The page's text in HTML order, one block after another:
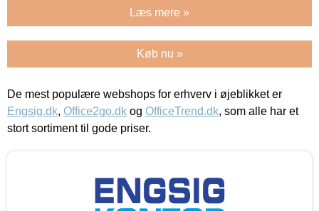
Læs mere »
Køb nu »
De mest populære webshops for erhverv i øjeblikket er
Engsig.dk, Office2go.dk og OfficeTrend.dk, som alle har et
stort sortiment til gode priser.